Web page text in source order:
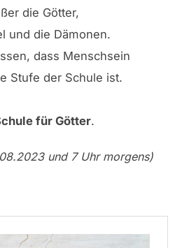
die Götter,
und die Dämonen.
dass Menschsein
Stufe der Schule ist.
für Götter.
und 7 Uhr morgens)